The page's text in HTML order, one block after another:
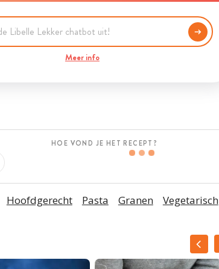
Meer info
HOE VOND JE HET RECEPT?
Hoofdgerecht Pasta Granen Vegetarisch